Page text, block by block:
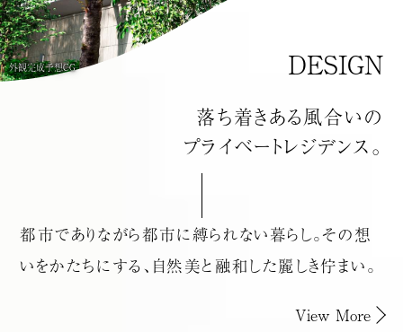
外観完成予想CG DESIGN
落ち着きある風合いの
プライベートレジデンス。
都市でありながら都市に縛られない暮らし。その想
いをかたちにする、自然美と融和した麗しき佇まい。
View More